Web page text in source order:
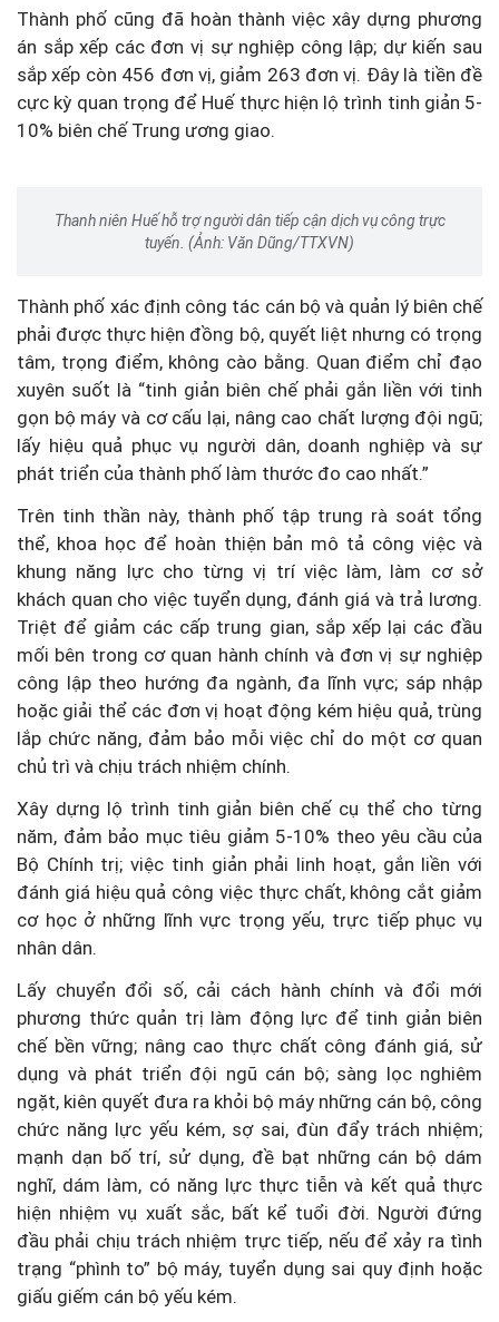
Thành phố cũng đã hoàn thành việc xây dựng phương
án sắp xếp các đơn vị sự nghiệp công lập; dự kiến sau
sắp xếp còn 456 đơn vị, giảm 263 đơn vị. Đây là tiền đề
cực kỳ quan trọng để Huế thực hiện lộ trình tinh giản 5-
10% biên chế Trung ương giao.
Thanh niên Huế hỗ trợ người dân tiếp cận dịch vụ công trực
tuyến. (Ảnh: Văn Dũng/TTXVN)
Thành phố xác định công tác cán bộ và quản lý biên chế
phải được thực hiện đồng bộ, quyết liệt nhưng có trọng
tâm, trọng điểm, không cào bằng. Quan điểm chỉ đạo
xuyên suốt là “tinh giản biên chế phải gắn liền với tinh
gọn bộ máy và cơ cấu lại, nâng cao chất lượng đội ngũ;
lấy hiệu quả phục vụ người dân, doanh nghiệp và sự
phát triển của thành phố làm thước đo cao nhất.”
Trên tinh thần này, thành phố tập trung rà soát tổng
thể, khoa học để hoàn thiện bản mô tả công việc và
khung năng lực cho từng vị trí việc làm, làm cơ sở
khách quan cho việc tuyển dụng, đánh giá và trả lương.
Triệt để giảm các cấp trung gian, sắp xếp lại các đầu
mối bên trong cơ quan hành chính và đơn vị sự nghiệp
công lập theo hướng đa ngành, đa lĩnh vực; sáp nhập
hoặc giải thể các đơn vị hoạt động kém hiệu quả, trùng
lắp chức năng, đảm bảo mỗi việc chỉ do một cơ quan
chủ trì và chịu trách nhiệm chính.
Xây dựng lộ trình tinh giản biên chế cụ thể cho từng
năm, đảm bảo mục tiêu giảm 5-10% theo yêu cầu của
Bộ Chính trị; việc tinh giản phải linh hoạt, gắn liền với
đánh giá hiệu quả công việc thực chất, không cắt giảm
cơ học ở những lĩnh vực trọng yếu, trực tiếp phục vụ
nhân dân.
Lấy chuyển đổi số, cải cách hành chính và đổi mới
phương thức quản trị làm động lực để tinh giản biên
chế bền vững; nâng cao thực chất công đánh giá, sử
dụng và phát triển đội ngũ cán bộ; sàng lọc nghiêm
ngặt, kiên quyết đưa ra khỏi bộ máy những cán bộ, công
chức năng lực yếu kém, sợ sai, đùn đẩy trách nhiệm;
mạnh dạn bố trí, sử dụng, đề bạt những cán bộ dám
nghĩ, dám làm, có năng lực thực tiễn và kết quả thực
hiện nhiệm vụ xuất sắc, bất kể tuổi đời. Người đứng
đầu phải chịu trách nhiệm trực tiếp, nếu để xảy ra tình
trạng “phình to” bộ máy, tuyển dụng sai quy định hoặc
giấu giếm cán bộ yếu kém.